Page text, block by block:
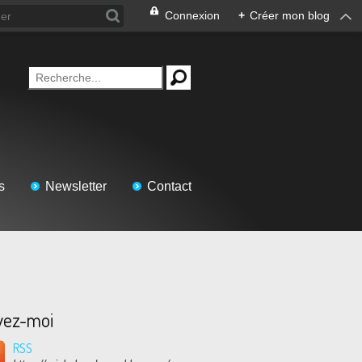
Connexion + Créer mon blog
Newsletter Contact
moi
RSS